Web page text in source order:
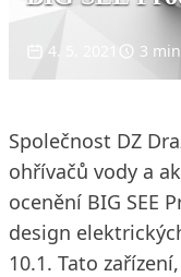
4. 5. 2021 3
Společnost DZ
ohřívačů vody a
ocenění BIG SEE
design
10.1. Tato